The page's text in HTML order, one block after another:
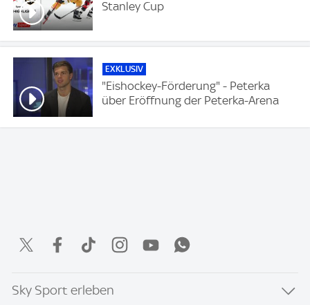
Stanley Cup
EXKLUSIV
"Eishockey-Förderung" - Peterka
über Eröffnung der Peterka-Arena
Sky Sport erleben